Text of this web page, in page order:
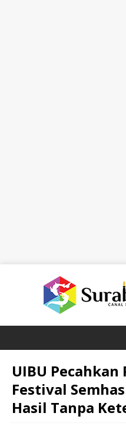
UIBU Pecahkan
Festival
Hasil Tanpa